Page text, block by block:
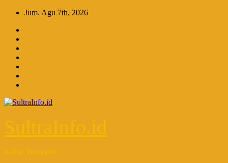
Skip
content
Jum. Agu 7th, 2026
SultraInfo.id
Kabar Terupdate